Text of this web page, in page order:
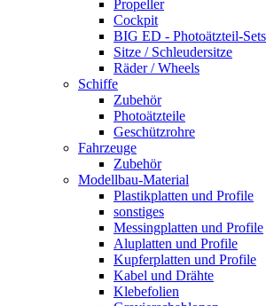
Propeller
Cockpit
BIG ED - Photoätzteil-Sets
Sitze / Schleudersitze
Räder / Wheels
Schiffe
Zubehör
Photoätzteile
Geschützrohre
Fahrzeuge
Zubehör
Modellbau-Material
Plastikplatten und Profile
sonstiges
Messingplatten und Profile
Aluplatten und Profile
Kupferplatten und Profile
Kabel und Drähte
Klebefolien